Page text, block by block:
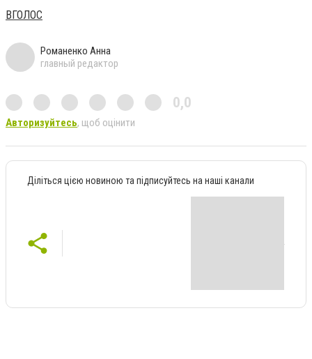
ВГОЛОС
Романенко Анна
главный редактор
0,0
Авторизуйтесь, щоб оцінити
Діліться цією новиною та підписуйтесь на наші канали